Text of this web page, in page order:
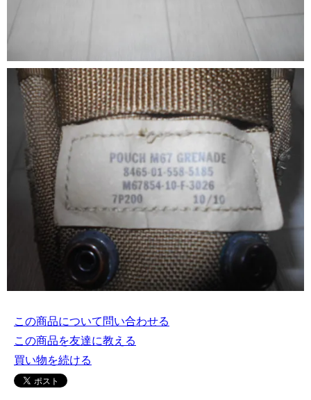
この商品について問い合わせる
この商品を友達に教える
買い物を続ける